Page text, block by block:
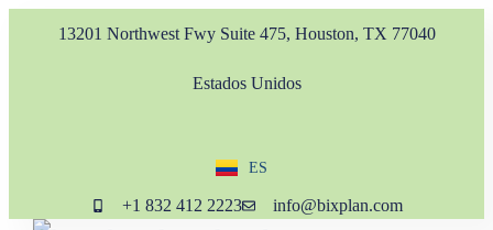
13201 Northwest Fwy Suite 475, Houston, TX 77040
Estados Unidos
ES
EN
+1 832 412 2223 info@bixplan.com